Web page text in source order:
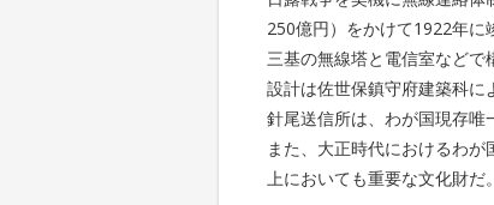
250億円）をかけて1922年に
三基の無線塔と電信室などで
設計は佐世保鎮守府建築科に
針尾送信所は、わが国現存唯
また、大正時代におけるわ
上においても重要な文化財だ。